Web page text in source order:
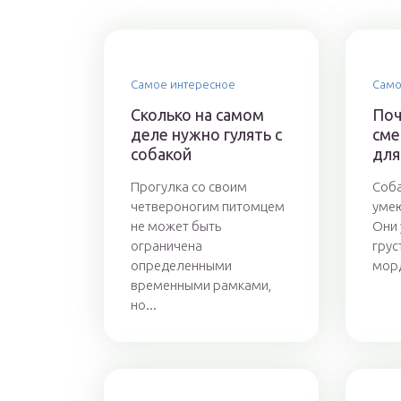
Самое интересное
Сколько на самом
деле нужно гулять с
собакой
Прогулка со своим
четвероногим питомцем
не может быть
ограничена
определенными
временными рамками,
но...
Они